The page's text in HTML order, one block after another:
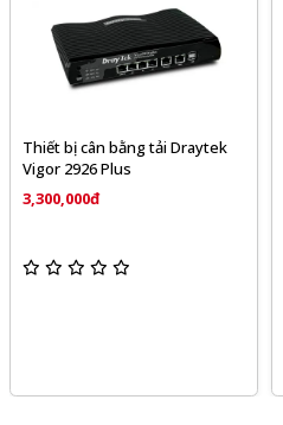
Thiết bị cân bằng tải Draytek
Vigor 2926 Plus
3,300,000đ